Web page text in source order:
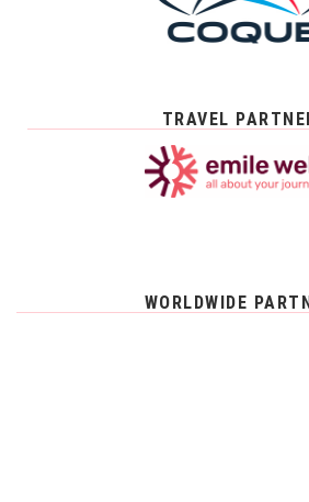
TRAVEL
WORLDWIDE